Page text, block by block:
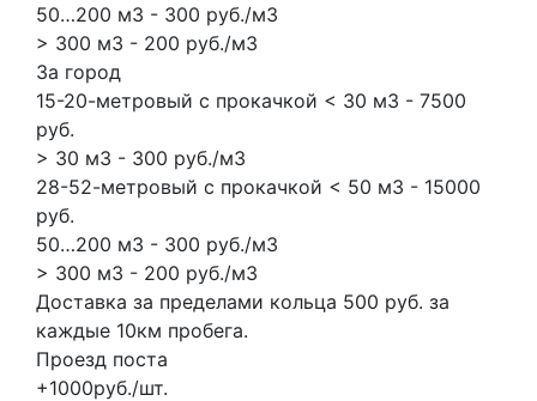
50…200 м3 - 300 руб./м3
> 300 м3 - 200 руб./м3
За город
15-20-метровый с прокачкой < 30 м3 - 7500
руб.
> 30 м3 - 300 руб./м3
28-52-метровый с прокачкой < 50 м3 - 15000
руб.
50…200 м3 - 300 руб./м3
> 300 м3 - 200 руб./м3
Доставка за пределами кольца 500 руб. за
каждые 10км пробега.
Проезд поста
+1000руб./шт.